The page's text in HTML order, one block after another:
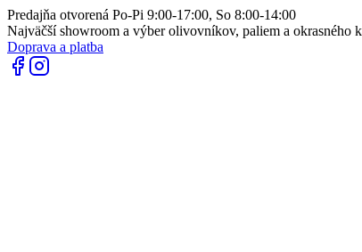
Predajňa otvorená Po-Pi 9:00-17:00, So 8:00-14:00
Najväčší showroom a výber olivovníkov, paliem a okrasného
Doprava a platba